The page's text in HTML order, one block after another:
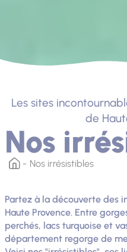
Nos
Les sites
de
Nos irrésistibles
Partez à la découverte des
Haute Provence. Entre
perchés, lacs turquoise et
département regorge de